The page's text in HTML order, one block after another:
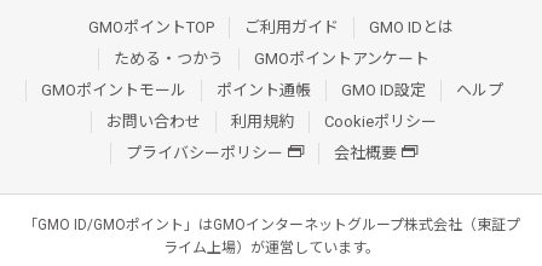
GMOポイントTOP ご利用ガイド
GMO IDとは
ためる・つかう
GMOポイントアンケート
GMOポイントモール
ポイント通帳 GMO ID設定
ヘルプ
お問い合わせ
利用規約
Cookieポリシー
プライバシーポリシー
会社概要
「GMO ID/GMOポイント」はGMOインターネットグループ株式会社（東証プ
ライム上場）が運営しています。